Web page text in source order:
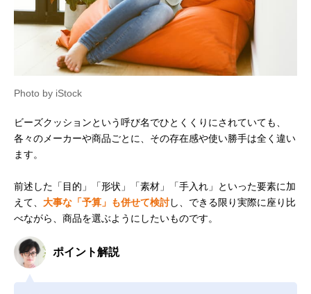
Photo by iStock
ビーズクッションという呼び名でひとくくりにされていても、
各々のメーカーや商品ごとに、その存在感や使い勝手は全く違い
ます。
前述した「目的」「形状」「素材」「手入れ」といった要素に加
えて、 大事な「予算」も併せて検討し、できる限り実際に座り比
べながら、商品を選ぶようにしたいものです。
ポイント解説